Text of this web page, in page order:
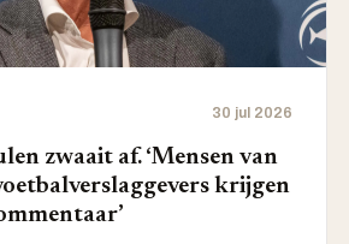
30 jul 2026
zwaait af. ‘Mensen van
krijgen